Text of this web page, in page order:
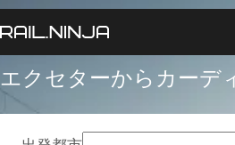
エクセターからカーデ